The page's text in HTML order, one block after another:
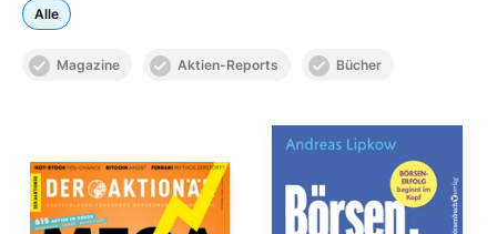
Alle
Magazine Aktien-Reports Bücher